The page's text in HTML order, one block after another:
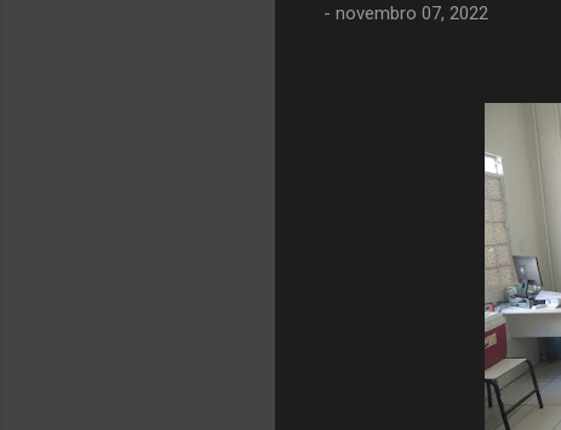
- novembro 07, 2022